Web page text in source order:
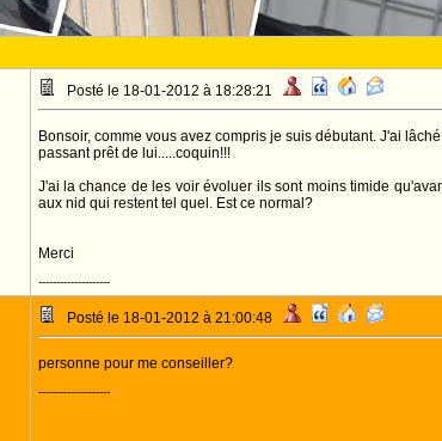
Posté le 18-01-2012 à 18:28:21
Bonsoir, comme vous avez compris je suis débutant. J'ai
passant prêt de lui.....coquin!!!
J'ai la chance de les voir évoluer ils sont moins timide
aux nid qui restent tel quel. Est ce normal?
Merci
--------------------
Posté le 18-01-2012 à 21:00:48
personne pour me conseiller?
--------------------